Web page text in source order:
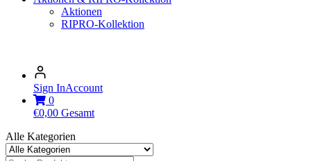
Aktionen
RIPRO-Kollektion
Sign InAccount
0
€0,00 Gesamt
Alle Kategorien